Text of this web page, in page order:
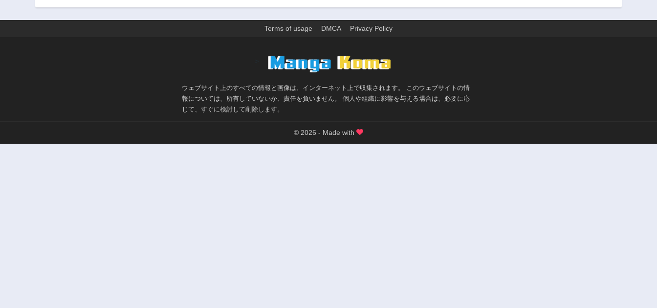
Terms of usage DMCA Privacy Policy
ウェブサイト上のすべての情報と画像は、インターネット上で収集されます。 このウェブサイトの情
報については、所有していないか、責任を負いません。 個人や組織に影響を与える場合は、必要に応
じて、すぐに検討して削除します。
© 2026 - Made with